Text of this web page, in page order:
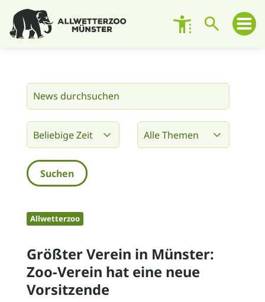
Allwetterzoo
Größter Verein in Münster:
Zoo-Verein hat eine neue
Vorsitzende
Besuch planen
Zoo entdecken
Zoo erleben
Engagement
Kontakt und Ansprechpersonen
News